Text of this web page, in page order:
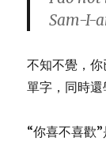
Sam-I-
不知不覺，
單字，同時還
“你喜不喜歡”